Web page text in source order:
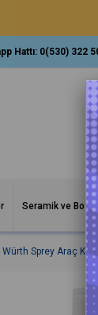
Hattı: 0(530) 322
Seramik ve Boya
Würth Sprey Araç